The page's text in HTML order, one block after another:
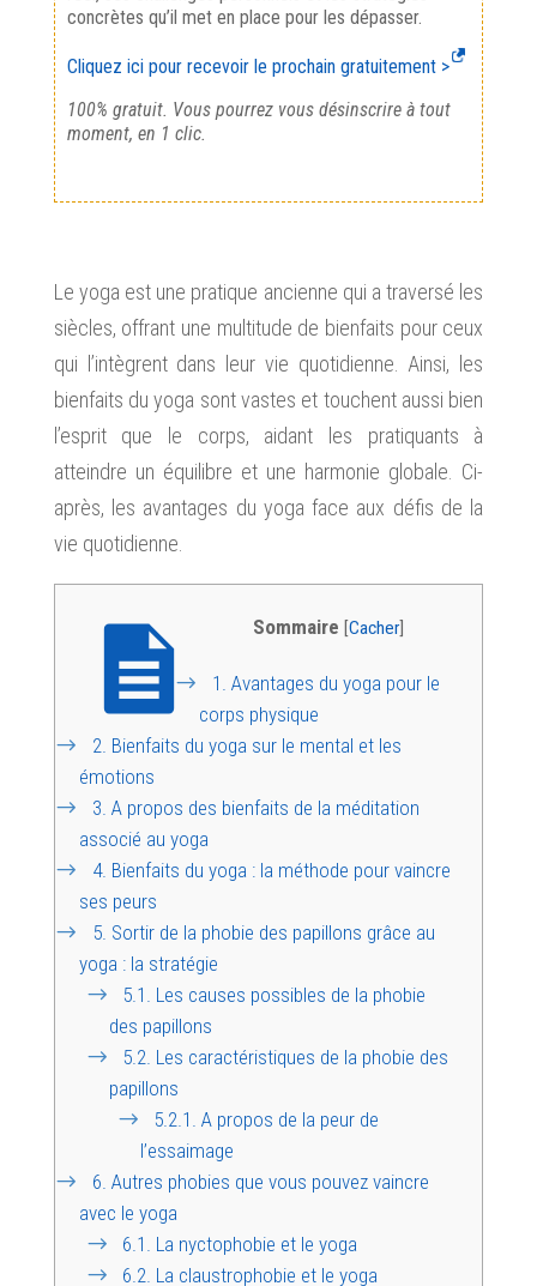
concrètes qu’il met en place pour les dépasser.
Cliquez ici pour recevoir le prochain gratuitement >
100% gratuit. Vous pourrez vous désinscrire à tout
moment, en 1 clic.
Le yoga est une pratique ancienne qui a traversé les
siècles, offrant une multitude de bienfaits pour ceux
qui l’intègrent dans leur vie quotidienne. Ainsi, les
bienfaits du yoga sont vastes et touchent aussi bien
l’esprit que le corps, aidant les pratiquants à
atteindre un équilibre et une harmonie globale. Ci-
après, les avantages du yoga face aux défis de la
vie quotidienne.
Sommaire Cacher]
1. Avantages du yoga pour le
corps physique
2. Bienfaits du yoga sur le mental et les
émotions
3. A propos des bienfaits de la méditation
associé au yoga
4. Bienfaits du yoga : la méthode pour vaincre
ses peurs
5. Sortir de la phobie des papillons grâce au
yoga : la stratégie
5.1. Les causes possibles de la phobie
des papillons
5.2. Les caractéristiques de la phobie des
papillons
5.2.1. A propos de la peur de
l’essaimage
6. Autres phobies que vous pouvez vaincre
avec le yoga
6.1. La nyctophobie et le yoga
6.2. La claustrophobie et le yoga